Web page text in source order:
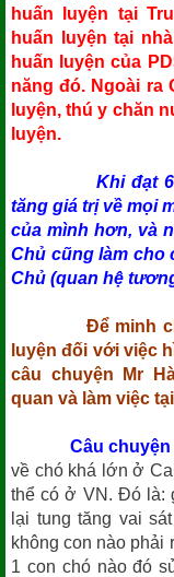
huấn luyện tại
huấn luyện tại
huấn luyện của
năng đó. Ngoài ra
luyện, thú y chăn
luyện.
Khi đạt 6 yêu
tăng giá trị về mọi
của mình hơn, và
Chủ cũng làm cho
Chủ (quan hệ
Để minh
luyện đối với việc
câu chuyện Mr
quan và làm việc
Câu chuyện
về chó khá lớn ở
thể có ở VN. Đó là:
lại tung tăng vai
không con nào phải
1 con chó nào đó